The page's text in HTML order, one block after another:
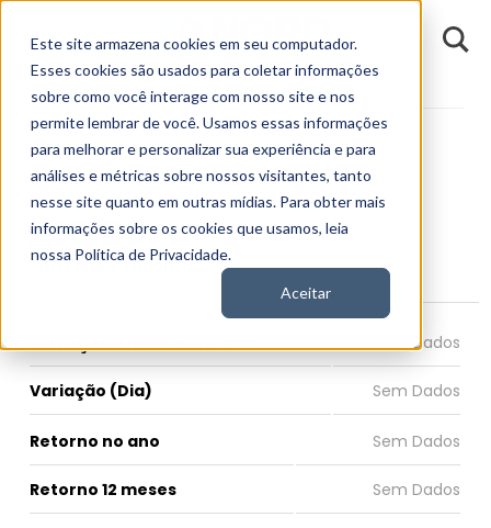
Este site armazena cookies em seu computador.
Esses cookies são usados para coletar informações
sobre como você interage com nosso site e nos
permite lembrar de você. Usamos essas informações
para melhorar e personalizar sua experiência e para
análises e métricas sobre nossos visitantes, tanto
nesse site quanto em outras mídias. Para obter mais
informações sobre os cookies que usamos, leia
nossa Política de Privacidade.
Aceitar
Fundamentos AHEB6
AHEB6
São Paulo Turismo S.A.
COTAÇÃO AHEB6 HOJE
Variação (Dia)
Retorno no ano
Retorno 12 meses